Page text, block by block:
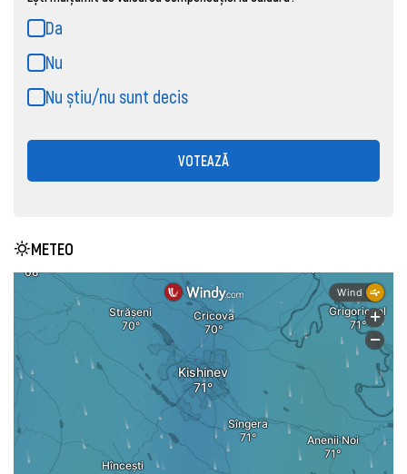
Da
Nu
Nu știu/nu sunt decis
VOTEAZĂ
METEO